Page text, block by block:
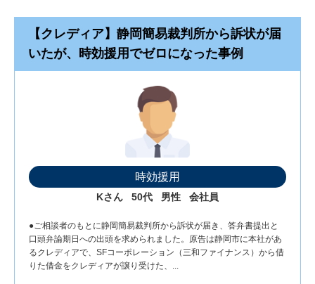
【クレディア】静岡簡易裁判所から訴状が届
いたが、時効援用でゼロになった事例
時効援用
Kさん 50代 男性 会社員
●ご相談者のもとに静岡簡易裁判所から訴状が届き、答弁書提出と
口頭弁論期日への出頭を求められました。原告は静岡市に本社があ
るクレディアで、SFコーポレーション（三和ファイナンス）から借
りた借金をクレディアが譲り受けた、...